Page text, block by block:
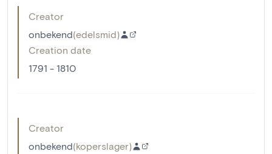
Creator
onbekend(edelsmid)
Creation date
1791 - 1810
Creator
onbekend(koperslager)